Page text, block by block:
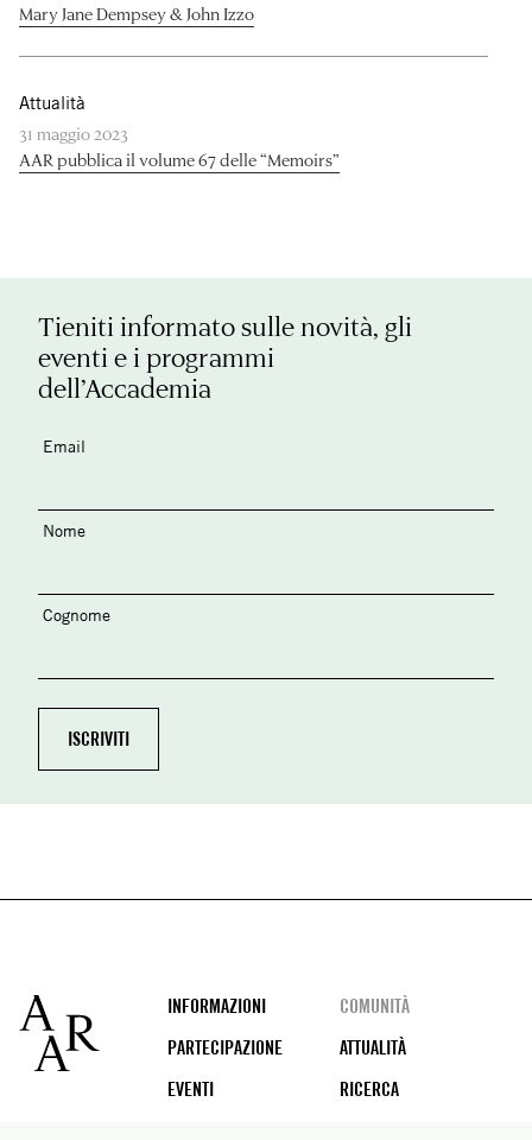
Mary Jane Dempsey & John Izzo
Attualità
31 maggio 2023
AAR pubblica il volume 67 delle “Memoirs”
Tieniti informato sulle novità, gli
eventi e i programmi
dell’Accademia
Email
Nome
Cognome
Footer
INFORMAZIONI
COMUNITÀ
PARTECIPAZIONE
ATTUALITÀ
EVENTI
RICERCA